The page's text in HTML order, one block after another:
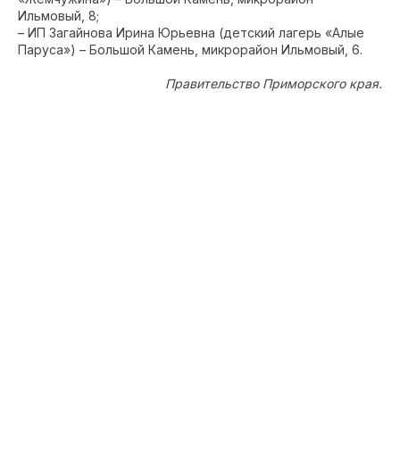
Ильмовый, 8;
– ИП Загайнова Ирина Юрьевна (детский лагерь «Алые
Паруса») – Большой Камень, микрорайон Ильмовый, 6.
Правительство Приморского края.